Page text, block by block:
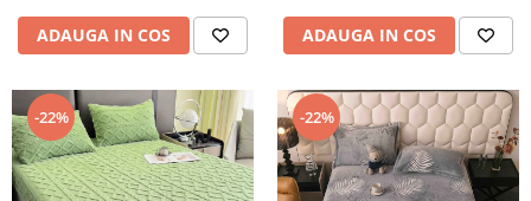
ADAUGA IN COS ADAUGA IN COS
-22% -22%